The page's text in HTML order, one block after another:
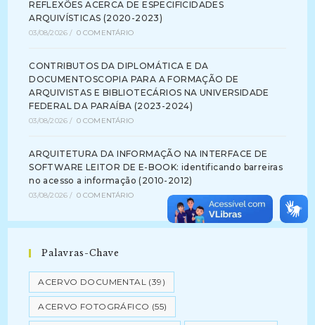
REFLEXÕES ACERCA DE ESPECIFICIDADES
ARQUIVÍSTICAS (2020-2023)
03/08/2026 / 0 COMENTÁRIO
CONTRIBUTOS DA DIPLOMÁTICA E DA
DOCUMENTOSCOPIA PARA A FORMAÇÃO DE
ARQUIVISTAS E BIBLIOTECÁRIOS NA UNIVERSIDADE
FEDERAL DA PARAÍBA (2023-2024)
03/08/2026 / 0 COMENTÁRIO
ARQUITETURA DA INFORMAÇÃO NA INTERFACE DE
SOFTWARE LEITOR DE E-BOOK: identificando barreiras
no acesso a informação (2010-2012)
03/08/2026 / 0 COMENTÁRIO
Palavras-Chave
ACERVO DOCUMENTAL (39)
ACERVO FOTOGRÁFICO (55)